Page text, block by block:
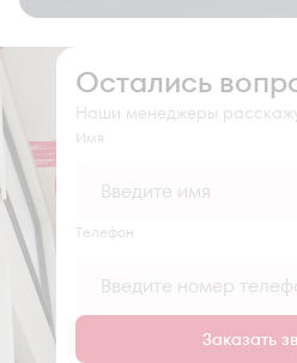
Остались
Наши менеджеры
Имя
Tелефон
Заказать